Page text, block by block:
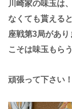
川崎家の味玉は
なくても貰える
座戦第3局があ
こそは味玉もら
頑張って下さい！